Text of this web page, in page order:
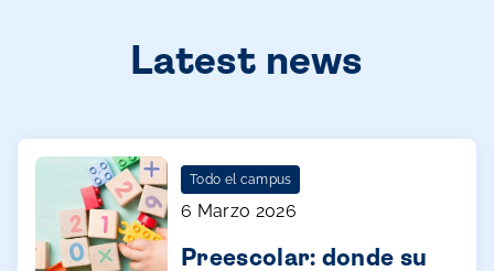
Latest news
Todo el campus
6 Marzo 2026
Preescolar: donde su